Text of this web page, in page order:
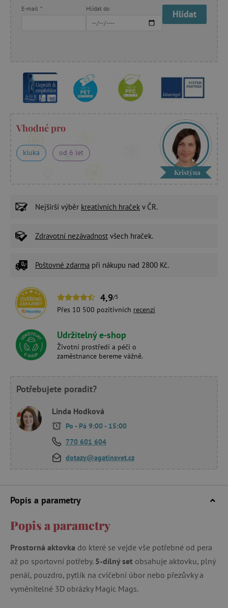
E-mail * Hlídat do Hlídat
Vhodné pro
kluka od 6 let
Kristýna
Nejširší výběr kreativních hraček v ČR.
Zdravotní nezávadnost všech hraček.
Poštovné zdarma při nákupu nad 2800 Kč.
4,9/5
Přes 10 500 pozitivních recenzí
Udržitelný e-shop
Životní prostředí a péči o
zaměstnance bereme vážně.
Potřebujete poradit?
Linda Hodková
Po - Pá 9:00 - 15:00
770 601 604
dotazy@agatinsvet.cz
Popis a parametry
Popis a parametry
Prostorná aktovka do které se vejde vše potřebné od pera
až po sportovní potřeby. 5-dílný set obsahuje aktovku, plný
penál, pouzdro, pytlík na cvičební úbor nebo přezůvky a
vyměnitelné 3D obrázky Magic Mags.